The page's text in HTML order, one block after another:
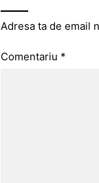
Adresa ta de email
Comentariu *